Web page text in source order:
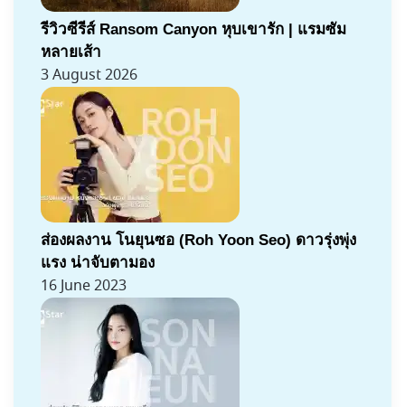
รีวิวซีรีส์ Ransom Canyon หุบเขารัก | แรมซัม
หลายเส้า
3 August 2026
ส่องผลงาน โนยุนซอ (Roh Yoon Seo) ดาวรุ่งพุ่ง
แรง น่าจับตามอง
16 June 2023